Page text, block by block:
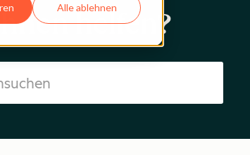
Alle ablehnen
helfen?